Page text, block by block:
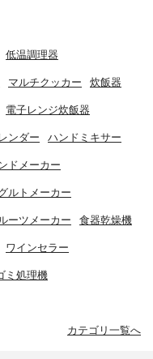
低温調理器
マルチクッカー 炊飯器
電子レンジ炊飯器
ンダー ハンドミキサー
ドメーカー
ルトメーカー
ーツメーカー 食器乾燥機
ワインセラー
ミ処理機
カテゴリ一覧へ